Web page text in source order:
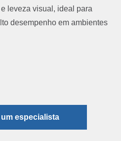
um especialista
leveza visual, ideal para
desempenho em ambientes